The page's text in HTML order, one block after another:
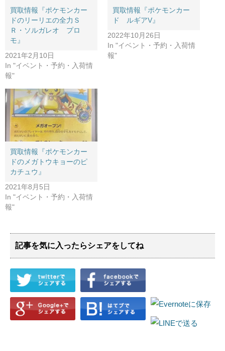
買取情報『ポケモンカー
ドのリーリエの全力Ｓ
Ｒ・ソルガレオ プロ
モ』
2021年2月10日
In "イベント・予約・入荷情
報"
買取情報『ポケモンカー
ド ルギアV』
2022年10月26日
In "イベント・予約・入荷情
報"
買取情報『ポケモンカー
ドのメガトウキョーのピ
カチュウ』
2021年8月5日
In "イベント・予約・入荷情
報"
記事を気に入ったらシェアをしてね